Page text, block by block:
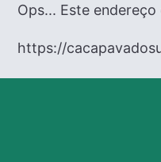
Ops... Este
https://